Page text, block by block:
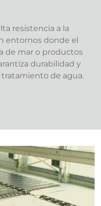
resistencia a la
entornos donde el
de mar o productos
durabilidad y
de agua.